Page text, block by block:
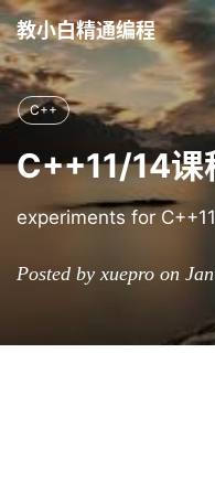
教小白精通编程
C++
C++11/14课
experiments for
Posted by xuepro on